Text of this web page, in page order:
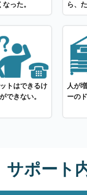
なった。
ら、
トはできるけ
できない。
人が
ーの
サポート